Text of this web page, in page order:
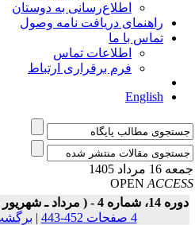
اطلاع‌رسانی به دوستان
راهنمای دریافت نامه وصول
تماس با ما
اطلاعات تماس
فرم برقراری ارتباط
English
مرداد 1405
OPEN
شماره 4 - ( مرداد ـ شهریور 1394 )
|برگشت